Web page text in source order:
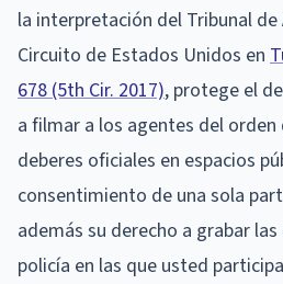
la interpretación del Tribunal
Circuito de Estados Unidos en
678 (5th Cir. 2017), protege el
a filmar a los agentes del orden
deberes oficiales en espacios
consentimiento de una sola
además su derecho a grabar
policía en las que usted